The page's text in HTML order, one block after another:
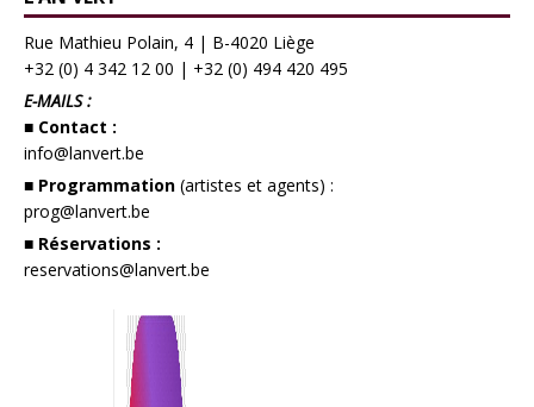
Rue Mathieu Polain, 4 | B-4020 Liège
+32 (0) 4 342 12 00 | +32 (0) 494 420 495
E-MAILS :
■ Contact :
info@lanvert.be
■ Programmation (artistes et agents) :
prog@lanvert.be
■ Réservations :
reservations@lanvert.be